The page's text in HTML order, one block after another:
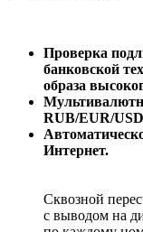
Проверка
банковской
образа
RUB/EUR/
Интернет.
Сквозной
с выводом на